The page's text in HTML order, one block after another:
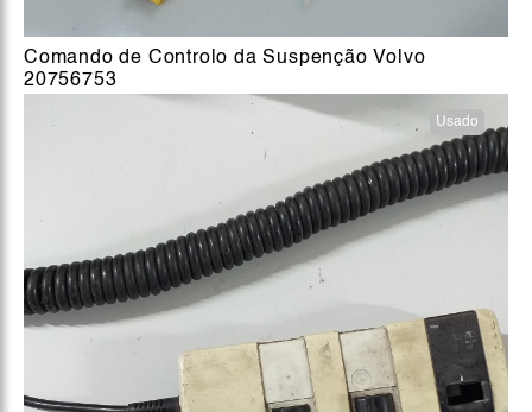
Comando de Controlo da Suspenção Volvo
20756753
Usado